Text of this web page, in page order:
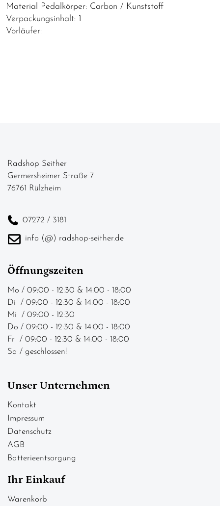
Material Pedalkörper: Carbon / Kunststoff
Verpackungsinhalt: 1
Vorläufer:
Radshop Seither
Germersheimer Straße 7
76761 Rülzheim
07272 / 3181
info (@) radshop-seither.de
Öffnungszeiten
Mo / 09:00 - 12:30 & 14:00 - 18:00
Di / 09:00 - 12:30 & 14:00 - 18:00
Mi / 09:00 - 12:30
Do / 09:00 - 12:30 & 14:00 - 18:00
Fr / 09:00 - 12:30 & 14:00 - 18:00
Sa / geschlossen!
Unser Unternehmen
Kontakt
Impressum
Datenschutz
AGB
Batterieentsorgung
Ihr Einkauf
Warenkorb